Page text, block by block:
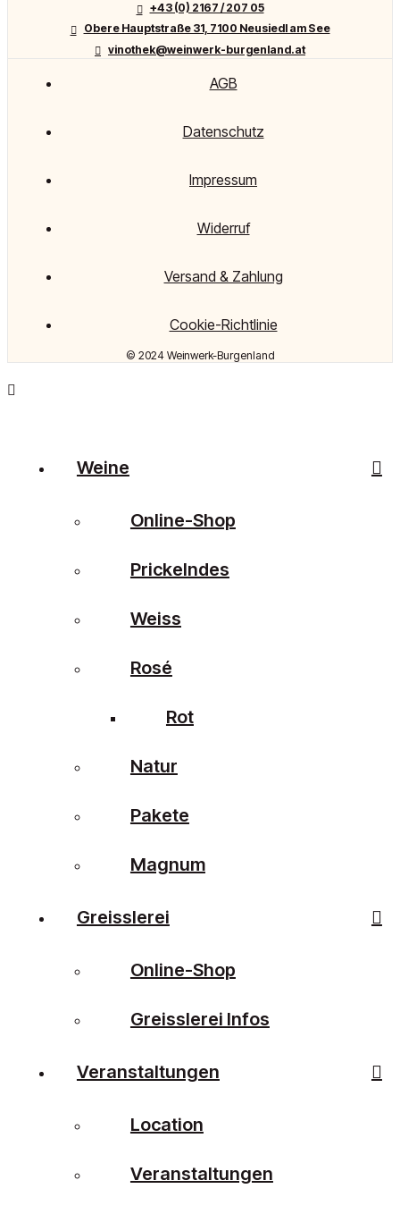
+43 (0) 2167 / 207 05
Obere Hauptstraße 31, 7100 Neusiedl am See
vinothek@weinwerk-burgenland.at
© 2024 Weinwerk-Burgenland
AGB
Datenschutz
Impressum
Widerruf
Versand & Zahlung
Cookie-Richtlinie
Weine
Online-Shop
Prickelndes
Weiss
Rosé
Rot
Natur
Pakete
Magnum
Greisslerei
Online-Shop
Greisslerei Infos
Veranstaltungen
Location
Veranstaltungen